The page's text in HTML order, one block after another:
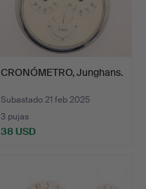
CRONÓMETRO, Junghans.
Subastado 21 feb 2025
3 pujas
38 USD